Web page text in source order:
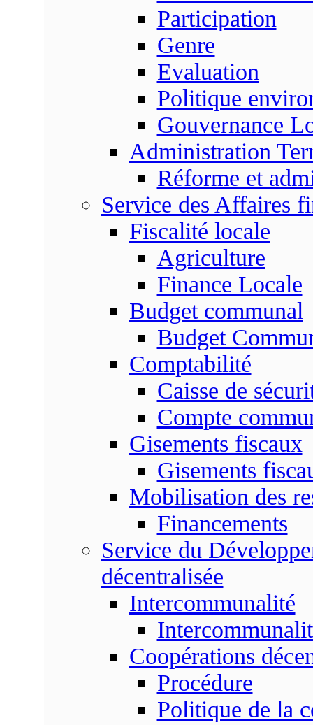
Participation
Genre
Evaluation
Politique
Gouvernance
Administration
Réforme et
Service des Affaires
Fiscalité locale
Agriculture
Finance Locale
Budget communal
Budget
Comptabilité
Caisse de
Compte
Gisements fiscaux
Gisements
Mobilisation des
Financements
Service du
décentralisée
Intercommunalité
Coopérations
Procédure
Politique de la